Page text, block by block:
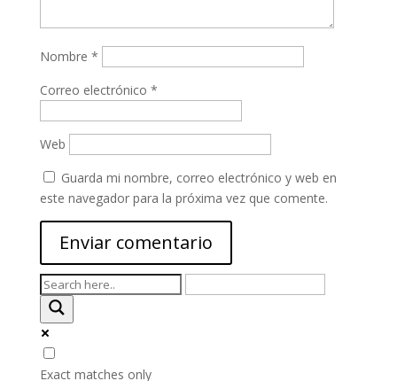
Nombre *
Correo electrónico *
Web
Guarda mi nombre, correo electrónico y web en
este navegador para la próxima vez que comente.
Exact matches only